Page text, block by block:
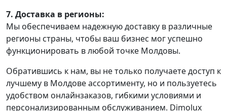
7. Доставка в регионы:
Мы обеспечиваем надежную доставку в различные
регионы страны, чтобы ваш бизнес мог успешно
функционировать в любой точке Молдовы.
Обратившись к нам, вы не только получаете доступ к
лучшему в Молдове ассортименту, но и пользуетесь
удобством онлайнзаказов, гибкими условиями и
персонализированным обслуживанием. Dimolux